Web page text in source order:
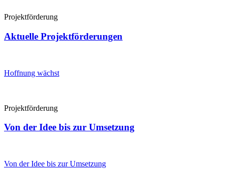
Projektförderung
Aktuelle Projektförderungen
Hoffnung wächst
Projektförderung
Von der Idee bis zur Umsetzung
Von der Idee bis zur Umsetzung